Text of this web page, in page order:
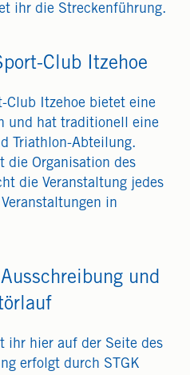
ihr die Streckenführung.
Club Itzehoe
Club Itzehoe bietet eine
und hat traditionell eine
Triathlon-Abteilung.
die Organisation des
die Veranstaltung jedes
in
und
ihr hier auf der Seite des
erfolgt durch STGK